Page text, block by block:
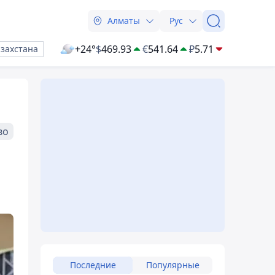
Алматы Рус
+24°$469.93 €541.64 ₽5.71
Последние Популярные